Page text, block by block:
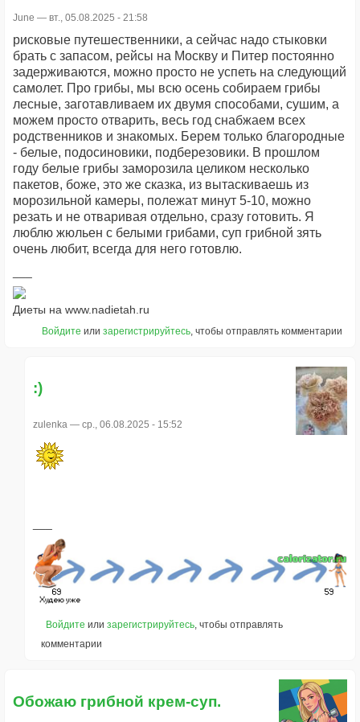
June — вт., 05.08.2025 - 21:58
рисковые путешественники, а сейчас надо стыковки
брать с запасом, рейсы на Москву и Питер постоянно
задерживаются, можно просто не успеть на следующий
самолет. Про грибы, мы всю осень собираем грибы
лесные, заготавливаем их двумя способами, сушим, а
можем просто отварить, весь год снабжаем всех
родственников и знакомых. Берем только благородные
- белые, подосиновики, подберезовики. В прошлом
году белые грибы заморозила целиком несколько
пакетов, боже, это же сказка, из вытаскиваешь из
морозильной камеры, полежат минут 5-10, можно
резать и не отваривая отдельно, сразу готовить. Я
люблю жюльен с белыми грибами, суп грибной зять
очень любит, всегда для него готовлю.
Диеты на www.nadietah.ru
Войдите или зарегистрируйтесь, чтобы отправлять комментарии
:)
zulenka — ср., 06.08.2025 - 15:52
Войдите или зарегистрируйтесь, чтобы отправлять
комментарии
Обожаю грибной крем-суп.